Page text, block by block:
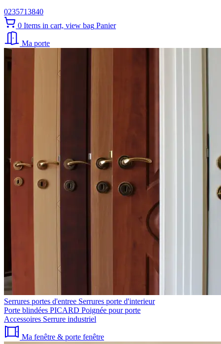
0235713840
0 Items in cart, view bag Panier
Ma porte
Serrures portes d'entree Serrures porte d'interieur
Porte blindées PICARD Poignée pour porte
Accessoires Serrure industriel
Ma fenêtre & porte fenêtre